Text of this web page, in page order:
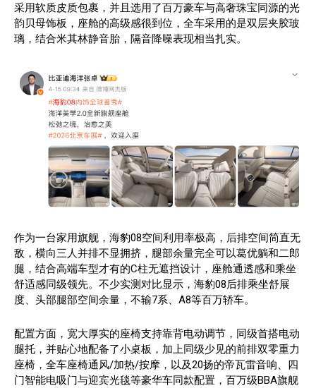
采用软质皮质包裹，并且选用了百万豪车与高奢珠宝同源的光
韵贝母饰板，座舱的高级感很到位，全车采用的是双层夹胶玻
璃，结合米其林静音胎，隔音降噪表现相当扎实。
作为一台家用旗舰，海豹08空间利用率极高，后排空间简直无
敌，横向三人并排不显拥挤，腿部余量完全可以葛优躺和二郎
腿，结合高端车型才有的C柱无遮挡设计，座舱通透感和乘坐
舒适感同级领先。不少实测对比显示，海豹08后排乘坐舒展
度、头部腿部空间余量，不输7系、A8等百万轿车。
配置方面，宽大厚实的座椅支持靠背电动调节，同级首搭电动
腿托，并贴心地配备了小桌板，加上同级少见的前排双零重力
座椅，全车座椅通风/加热/按摩，以及20扬的帝瓦雷音响、四
门智能电吸门与迎宾光毯等豪华车同款配置，百万级BBA旗舰